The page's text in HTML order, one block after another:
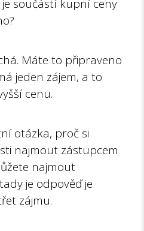
součástí kupní ceny
Máte to připraveno
jeden zájem, a to
cenu.
otázka, proč si
najmout zástupcem
najmout
je odpověď je
zájmu.